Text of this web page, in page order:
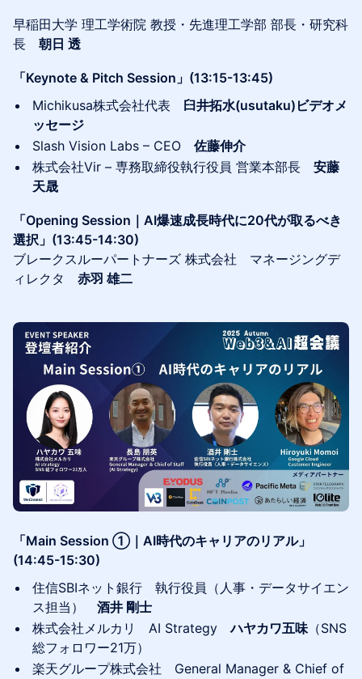
早稲田大学 理工学術院 教授・先進理工学部 部長・研究科
長 朝日 透
「Keynote & Pitch Session」(13:15-13:45)
Michikusa株式会社代表 臼井拓水(usutaku)ビデオメ
ッセージ
Slash Vision Labs – CEO 佐藤伸介
株式会社Vir – 専務取締役執行役員 営業本部長 安藤
天晟
「Opening Session｜AI爆速成長時代に20代が取るべき
選択」(13:45-14:30)
ブレークスルーパートナーズ 株式会社 マネージングデ
ィレクタ 赤羽 雄二
「Main Session ①｜AI時代のキャリアのリアル」
(14:45-15:30)
住信SBIネット銀行 執行役員（人事・データサイエン
ス担当） 酒井 剛士
株式会社メルカリ AI Strategyハヤカワ五味（SNS
総フォロワー21万）
楽天グループ株式会社 General Manager & Chief of